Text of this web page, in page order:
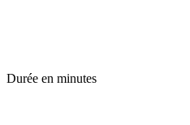
Durée en minutes